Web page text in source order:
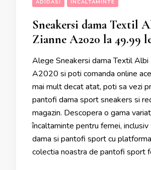
ADIDASI INCALTAMINTE
Sneakersi dama Textil
Zianne A2020 la 49.99
Alege Sneakersi dama Textil Albi
A2020 si poti comanda online
mai mult decat atat, poti sa vezi
pantofi dama sport sneakers si
magazin. Descopera o gama
încaltaminte pentru femei, inclusiv
dama si pantofi sport cu
colectia noastra de pantofi sport